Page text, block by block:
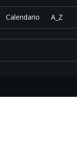
Calendario A_Z